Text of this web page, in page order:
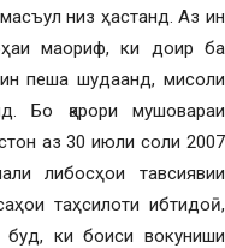
низ ҳастанд. Аз ин
маориф, ки доир ба
пеша шудаанд, мисоли
Бо қарори мушовараи
аз 30 июли соли 2007
либосҳои тавсиявии
таҳсилоти ибтидоӣ,
буд, ки боиси вокуниши